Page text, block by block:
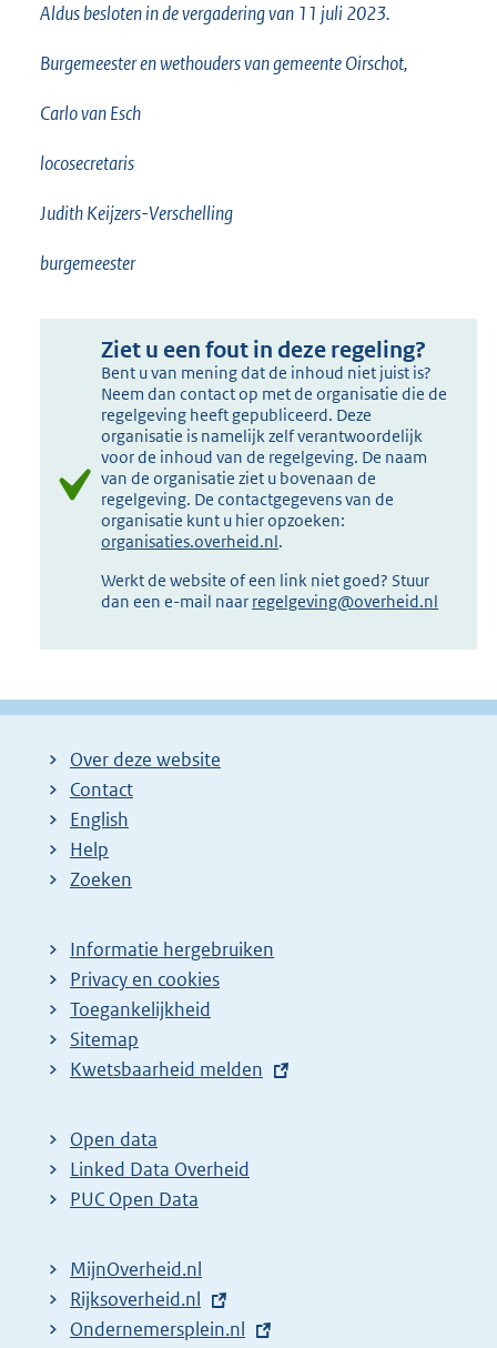
Aldus besloten in de vergadering van 11 juli 2023.
Burgemeester en wethouders van gemeente Oirschot,
Carlo van Esch
locosecretaris
Judith Keijzers-Verschelling
burgemeester
Ziet u een fout in deze regeling?
Bent u van mening dat de inhoud niet juist is?
Neem dan contact op met de organisatie die de
regelgeving heeft gepubliceerd. Deze
organisatie is namelijk zelf verantwoordelijk
voor de inhoud van de regelgeving. De naam
van de organisatie ziet u bovenaan de
regelgeving. De contactgegevens van de
organisatie kunt u hier opzoeken:
organisaties.overheid.nl.
Werkt de website of een link niet goed? Stuur
dan een e-mail naar regelgeving@overheid.nl
Over deze website
Contact
English
Help
Zoeken
Informatie hergebruiken
Privacy en cookies
Toegankelijkheid
Sitemap
E
t
e
r
l
i
n
Kwetsbaarheid melden
Open data
Linked Data Overheid
PUC Open Data
MijnOverheid.nl
E
x
Rijksoverheid.nl
E
Ondernemersplein.nl